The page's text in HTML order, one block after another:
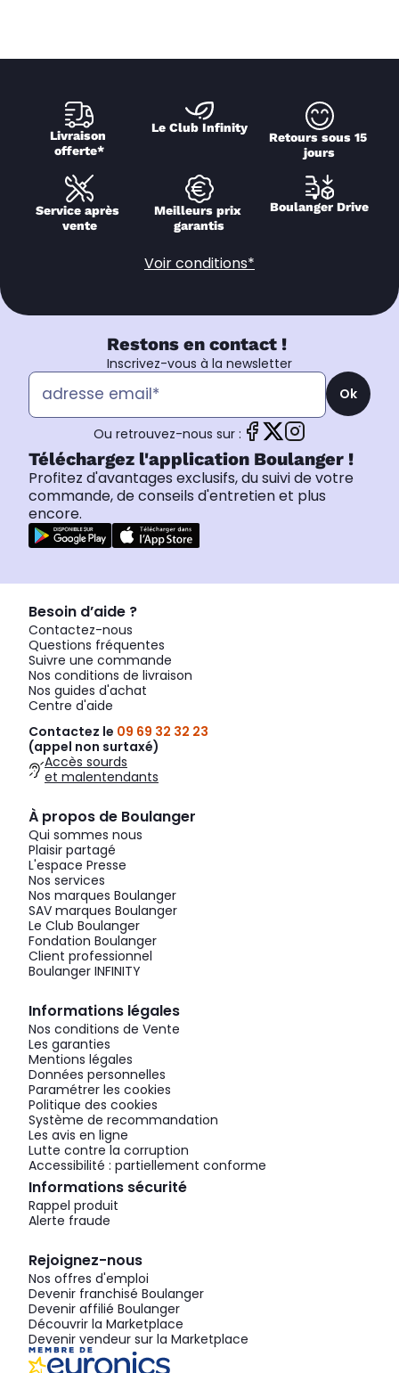
Livraison
offerte*
Le Club Infinity
Retours sous 15
jours
Service après
vente
Meilleurs prix
garantis
Boulanger Drive
Voir conditions*
Restons en contact !
Inscrivez-vous à la newsletter
Ok
Ou retrouvez-nous sur :
Téléchargez l'application Boulanger !
Profitez d'avantages exclusifs, du suivi de votre
commande, de conseils d'entretien et plus
encore.
Besoin d’aide ?
Contactez-nous
Questions fréquentes
Suivre une commande
Nos conditions de livraison
Nos guides d'achat
Centre d'aide
Contactez le 09 69 32 32 23
(appel non surtaxé)
Accès sourds
et malentendants
À propos de Boulanger
Qui sommes nous
Plaisir partagé
L'espace Presse
Nos services
Nos marques Boulanger
SAV marques Boulanger
Le Club Boulanger
Fondation Boulanger
Client professionnel
Boulanger INFINITY
Informations légales
Nos conditions de Vente
Les garanties
Mentions légales
Données personnelles
Paramétrer les cookies
Politique des cookies
Système de recommandation
Les avis en ligne
Lutte contre la corruption
Accessibilité : partiellement conforme
Informations sécurité
Rappel produit
Alerte fraude
Rejoignez-nous
Nos offres d'emploi
Devenir franchisé Boulanger
Devenir affilié Boulanger
Découvrir la Marketplace
Devenir vendeur sur la Marketplace